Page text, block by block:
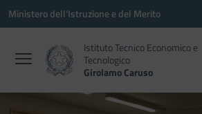
Vai ai contenuti
Vai al menu di navigazione
Vai al footer
Ministero dell'Istruzione e del Merito
Istituto Tecnico Economico e
Tecnologico
Girolamo Caruso